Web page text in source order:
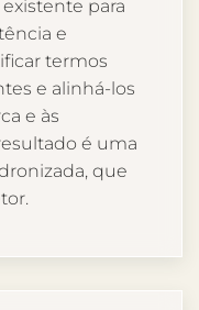
para
e
termos
e alinhá-los
e às
é uma
que